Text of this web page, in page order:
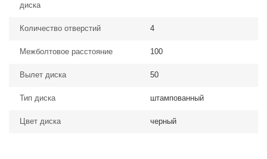
диска
Количество отверстий 4
Межболтовое расстояние 100
Вылет диска 50
Тип диска штампованный
Цвет диска черный